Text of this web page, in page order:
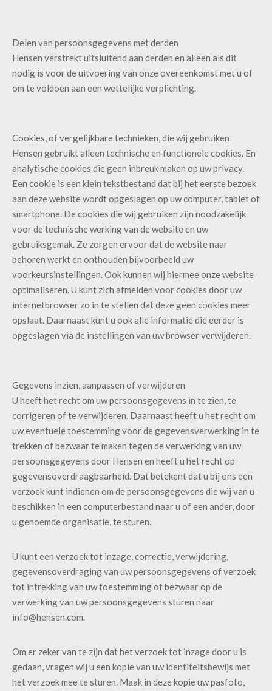
Delen van persoonsgegevens met derden
Hensen verstrekt uitsluitend aan derden en alleen als dit
nodig is voor de uitvoering van onze overeenkomst met u of
om te voldoen aan een wettelijke verplichting.
Cookies, of vergelijkbare technieken, die wij gebruiken
Hensen gebruikt alleen technische en functionele cookies. En
analytische cookies die geen inbreuk maken op uw privacy.
Een cookie is een klein tekstbestand dat bij het eerste bezoek
aan deze website wordt opgeslagen op uw computer, tablet of
smartphone. De cookies die wij gebruiken zijn noodzakelijk
voor de technische werking van de website en uw
gebruiksgemak. Ze zorgen ervoor dat de website naar
behoren werkt en onthouden bijvoorbeeld uw
voorkeursinstellingen. Ook kunnen wij hiermee onze website
optimaliseren. U kunt zich afmelden voor cookies door uw
internetbrowser zo in te stellen dat deze geen cookies meer
opslaat. Daarnaast kunt u ook alle informatie die eerder is
opgeslagen via de instellingen van uw browser verwijderen.
Gegevens inzien, aanpassen of verwijderen
U heeft het recht om uw persoonsgegevens in te zien, te
corrigeren of te verwijderen. Daarnaast heeft u het recht om
uw eventuele toestemming voor de gegevensverwerking in te
trekken of bezwaar te maken tegen de verwerking van uw
persoonsgegevens door Hensen en heeft u het recht op
gegevensoverdraagbaarheid. Dat betekent dat u bij ons een
verzoek kunt indienen om de persoonsgegevens die wij van u
beschikken in een computerbestand naar u of een ander, door
u genoemde organisatie, te sturen.
U kunt een verzoek tot inzage, correctie, verwijdering,
gegevensoverdraging van uw persoonsgegevens of verzoek
tot intrekking van uw toestemming of bezwaar op de
verwerking van uw persoonsgegevens sturen naar
info@hensen.com.
Om er zeker van te zijn dat het verzoek tot inzage door u is
gedaan, vragen wij u een kopie van uw identiteitsbewijs met
het verzoek mee te sturen. Maak in deze kopie uw pasfoto,